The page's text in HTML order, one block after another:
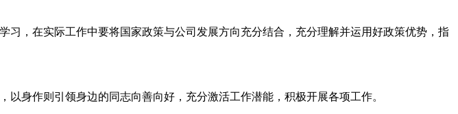
，在实际工作中要将国家政策与公司发展方向充分结合，充分理解并运用好政策优势，指
身作则引领身边的同志向善向好，充分激活工作潜能，积极开展各项工作。